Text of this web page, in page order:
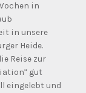
in
in unsere
Heide.
Reise zur
gut
eingelebt und